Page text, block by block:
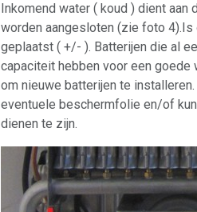
Inkomend water ( koud ) dient aan
worden aangesloten (zie foto
geplaatst ( +/- ). Batterijen die al
capaciteit hebben voor een goede
om nieuwe batterijen te
eventuele beschermfolie en/of
dienen te zijn.